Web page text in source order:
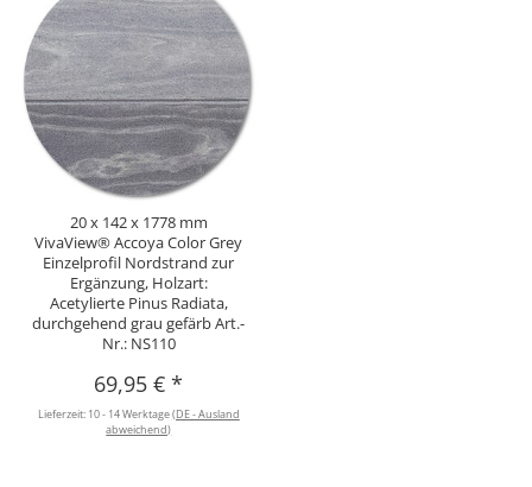
20 x 142 x 1778 mm
VivaView® Accoya Color Grey
Einzelprofil Nordstrand zur
Ergänzung, Holzart:
Acetylierte Pinus Radiata,
durchgehend grau gefärb Art.-
Nr.: NS110
69,95 €*
Lieferzeit: 10 - 14 Werktage(DE - Ausland
abweichend)